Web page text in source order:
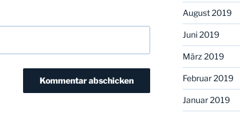
August 2019
Juni 2019
März 2019
Februar 2019
Januar 2019